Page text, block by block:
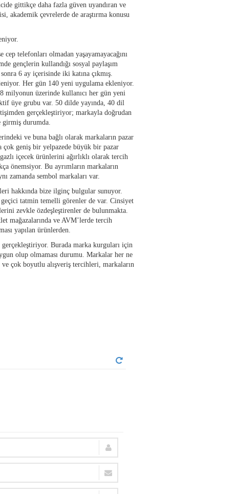
gittikçe daha fazla güven uyandıran ve
akademik çevrelerde de araştırma konusu
telefonları olmadan yaşayamayacağını
gençlerin kullandığı sosyal paylaşım
6 ay içerisinde iki katına çıkmış.
Her gün 140 yeni uygulama ekleniyor.
milyonun üzerinde kullanıcı her gün yeni
üye grubu var. 50 dilde yayında, 40 dil
gerçekleştiriyor; markayla doğrudan
durumda.
ve buna bağlı olarak markaların pazar
çok geniş bir yelpazede büyük bir pazar
içecek ürünlerini ağırlıklı olarak tercih
önemsiyor. Bu ayrımların markaların
zamanda sembol markaları var.
hakkında bize ilginç bulgular sunuyor.
geçici tatmin temelli görenler de var. Cinsiyet
zevkle özdeşleştirenler de bulunmakta.
mağazalarında ve AVM’lerde tercih
yapılan ürünlerden.
Burada marka kurguları için
olup olmaması durumu. Markalar her ne
çok boyutlu alışveriş tercihleri, markaların